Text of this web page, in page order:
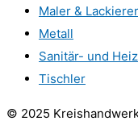
Maler & Lackierer
Metall
Sanitär- und
Tischler
© 2025